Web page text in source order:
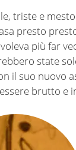
triste e mesto
presto
più far
state
il suo nuovo
brutto e